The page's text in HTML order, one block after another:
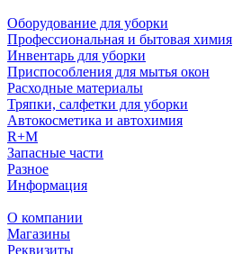
Оборудование для уборки
Профессиональная и бытовая химия
Инвентарь для уборки
Приспособления для мытья окон
Расходные материалы
Тряпки, салфетки для уборки
Автокосметика и автохимия
R+M
Запасные части
Разное
Информация
О компании
Магазины
Реквизиты